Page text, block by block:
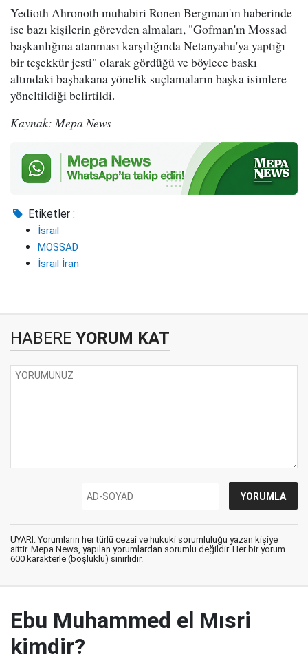
Yedioth Ahronoth muhabiri Ronen Bergman'ın haberinde
ise bazı kişilerin görevden almaları, "Gofman'ın Mossad
başkanlığına atanması karşılığında Netanyahu'ya yaptığı
bir teşekkür jesti" olarak gördüğü ve böylece baskı
altındaki başbakana yönelik suçlamaların başka isimlere
yöneltildiği belirtildi.
Kaynak: Mepa News
Etiketler :
İsrail
MOSSAD
İsrail İran
HABERE YORUM KAT
UYARI: Yorumların her türlü cezai ve hukuki sorumluluğu yazan kişiye
aittir. Mepa News, yapılan yorumlardan sorumlu değildir. Her bir yorum
600 karakterle (boşluklu) sınırlıdır.
Ebu Muhammed el Mısri
kimdir?